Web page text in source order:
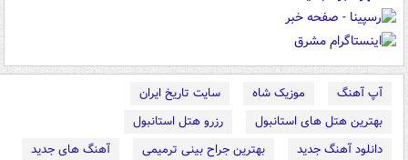
آپ آهنگ موزیک شاه
سایت تاریخ ایران
بهترین هتل های استانبول
رزرو هتل استانبول
دانلود آهنگ جدید
بهترین جراح بینی ترمیمی
آهنگ های جدید